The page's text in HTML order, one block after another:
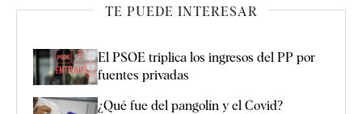
TE PUEDE INTERESAR
El PSOE triplica los ingresos del PP por
fuentes privadas
¿Qué fue del pangolín y el Covid?